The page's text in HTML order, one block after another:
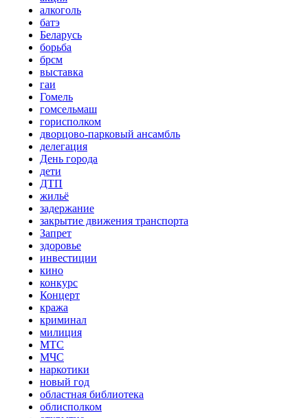
алкоголь
батэ
Беларусь
борьба
брсм
выставка
гаи
Гомель
гомсельмаш
горисполком
дворцово-парковый ансамбль
делегация
День города
дети
ДТП
жильё
задержание
закрытие движения транспорта
Запрет
здоровье
инвестиции
кино
конкурс
Концерт
кража
криминал
милиция
МТС
МЧС
наркотики
новый год
областная библиотека
облисполком